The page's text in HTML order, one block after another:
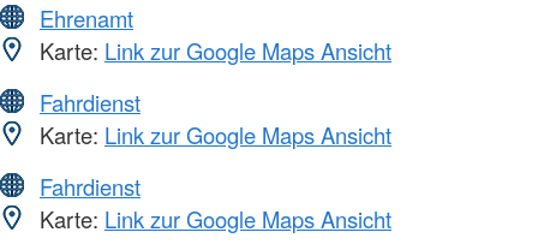
Ehrenamt
Karte: Link zur Google Maps Ansicht
Fahrdienst
Karte: Link zur Google Maps Ansicht
Fahrdienst
Karte: Link zur Google Maps Ansicht